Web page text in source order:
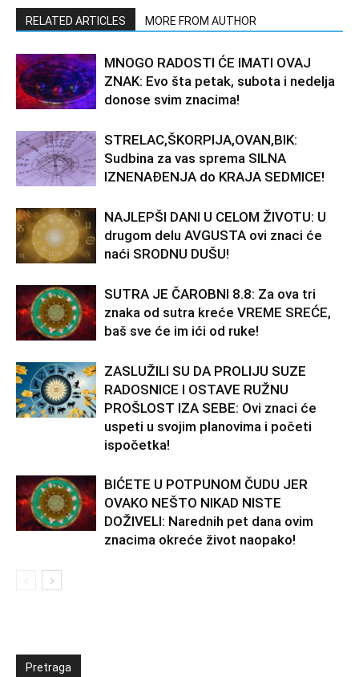
RELATED ARTICLES MORE FROM AUTHOR
MNOGO RADOSTI ĆE IMATI OVAJ
ZNAK: Evo šta petak, subota i nedelja
donose svim znacima!
STRELAC,ŠKORPIJA,OVAN,BIK:
Sudbina za vas sprema SILNA
IZNENAĐENJA do KRAJA SEDMICE!
NAJLEPŠI DANI U CELOM ŽIVOTU: U
drugom delu AVGUSTA ovi znaci će
naći SRODNU DUŠU!
SUTRA JE ČAROBNI 8.8: Za ova tri
znaka od sutra kreće VREME SREĆE,
baš sve će im ići od ruke!
ZASLUŽILI SU DA PROLIJU SUZE
RADOSNICE I OSTAVE RUŽNU
PROŠLOST IZA SEBE: Ovi znaci će
uspeti u svojim planovima i početi
ispočetka!
BIĆETE U POTPUNOM ČUDU JER
OVAKO NEŠTO NIKAD NISTE
DOŽIVELI: Narednih pet dana ovim
znacima okreće život naopako!
Pretraga